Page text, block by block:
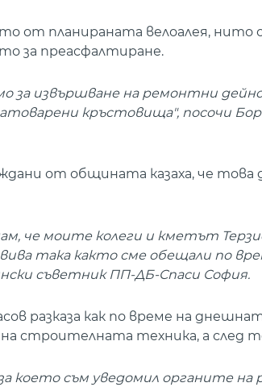
от планираната велоалея,
за преасфалтиране.
за извършване на ремонтни
кръстовища", посочи
от общината казаха, че това
че моите колеги и кметът
така както сме обещали по
съветник ПП-ДБ-Спаси София.
разказа как по време на
строителната техника, а след
което съм уведомил органите на